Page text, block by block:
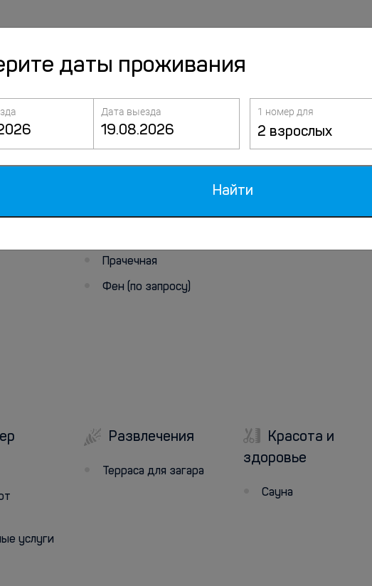
Услуги и
Прачечная
Фен (по запросу)
Питание
закусками/напитками
услуги
Развлечения
Терраса для загара
Красота и
здоровье
Сауна
даты проживания
Дата выезда 1 номер для
2 взрослых
Найти